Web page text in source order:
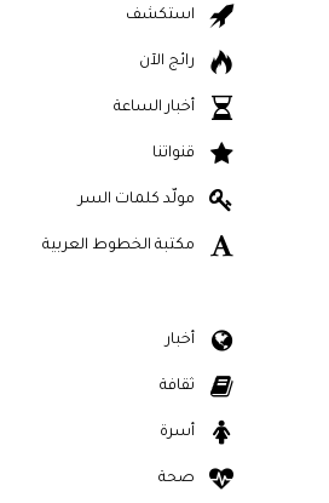
استكشف
رائج الآن
أخبار الساعة
قنواتنا
مولّد كلمات السر
مكتبة الخطوط العربية
أخبار
ثقافة
أسرة
صحة